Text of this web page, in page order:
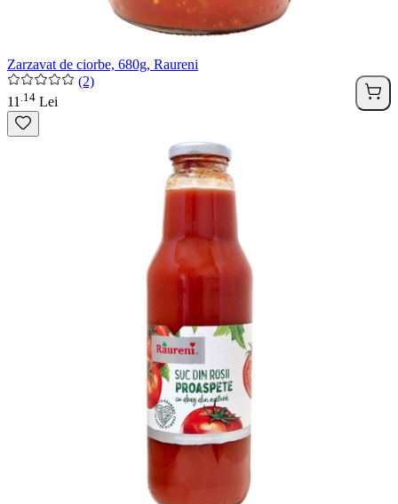
Zarzavat de ciorbe, 680g, Raureni
(2)
11 14 Lei